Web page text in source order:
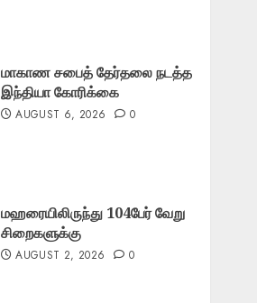
மாகாண சபைத் தேர்தலை நடத்த
இந்தியா கோரிக்கை
AUGUST 6, 2026 0
மஹரையிலிருந்து 104பேர் வேறு
சிறைகளுக்கு
AUGUST 2, 2026 0